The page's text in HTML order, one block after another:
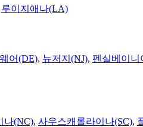
루이지애나(LA)
어(DE), 뉴저지(NJ), 펜실베이니
나(NC), 사우스캐롤라이나(SC),